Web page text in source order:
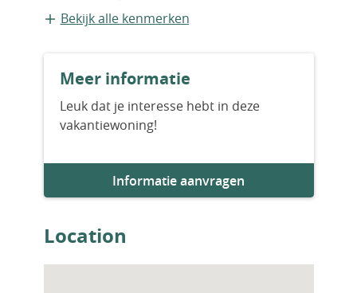
Geschakelde recreatiewoning
Bestaande bouw
Aantal slaapkamers
Aantal badkamers
Parkeervoorziening
Bekijk alle kenmerken
Meer informatie
Leuk dat je interesse hebt in deze
vakantiewoning!
Informatie aanvragen
Location